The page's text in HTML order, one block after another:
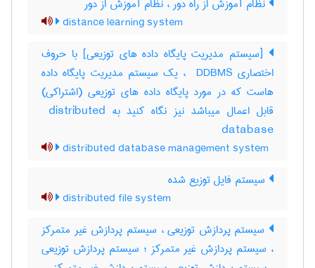
نظام آموزش از راه دور ، نظام آموزش از دور
distance learning system
[سیستم مدیریت پایگاه داده های توزیعی] با حروف
اختصاری ‎ DDBMS ، یک سیستم مدیریت پایگاه داده
هاست که در مورد پایگاه داده های توزیعی (اشتراکی)
قابل اعمال میباشد نیز نگاه کنید به ‎ distributed
database
distributed database management system
سیستم فایل توزیع شده
distributed file system
سیستم پردازش توزیعی ، سیستم پردازش غیر متمرکز
، سیستم پردازش غیر متمرکز ؛ سیستم پردازش توزیعی